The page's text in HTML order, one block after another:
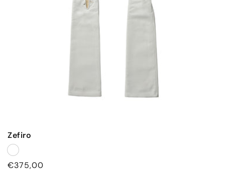
Zefiro
Prezzo
€375,00